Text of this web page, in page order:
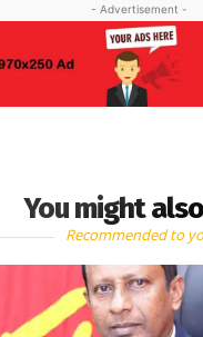
- Advertisement -
You might
Recommended to